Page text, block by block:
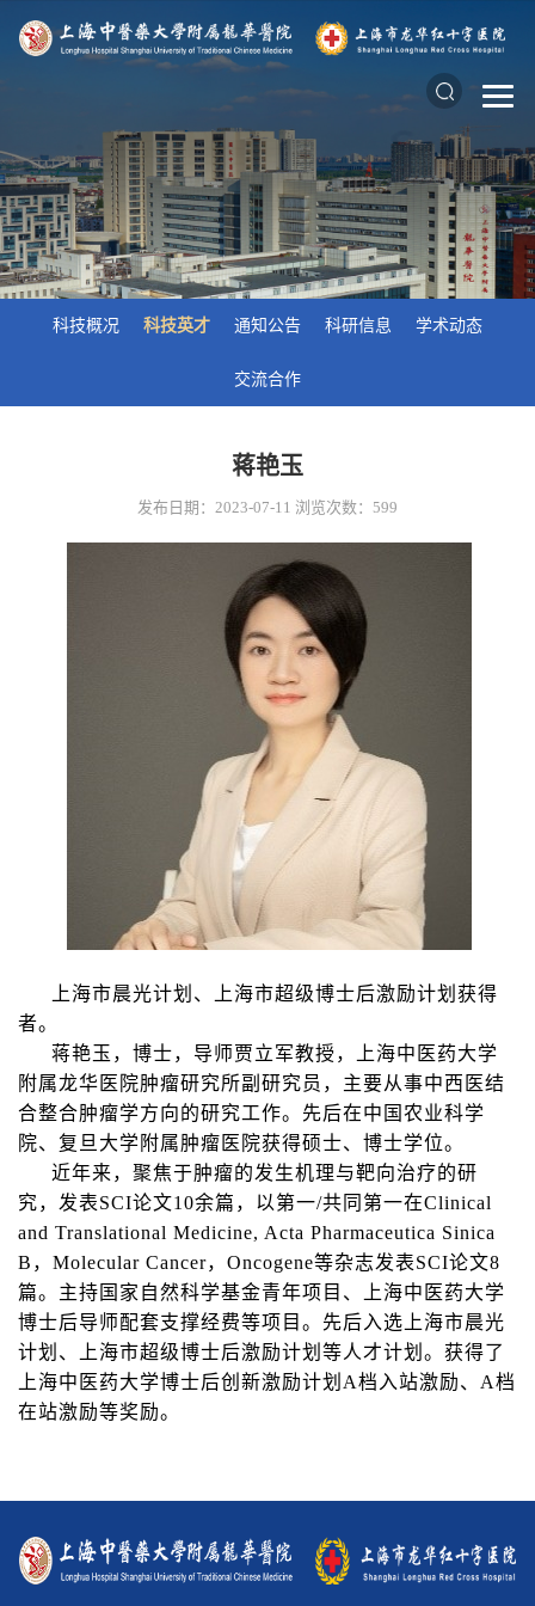
科技概况 科技英才 通知公告 科研信息 学术动态
交流合作
蒋艳玉
发布日期：2023-07-11 浏览次数： 599
上海市晨光计划、上海市超级博士后激励计划获得
者。
蒋艳玉，博士，导师贾立军教授，上海中医药大学
附属龙华医院肿瘤研究所副研究员，主要从事中西医结
合整合肿瘤学方向的研究工作。先后在中国农业科学
院、复旦大学附属肿瘤医院获得硕士、博士学位。
近年来，聚焦于肿瘤的发生机理与靶向治疗的研
究，发表SCI论文10余篇，以第一/共同第一在Clinical
and Translational Medicine, Acta Pharmaceutica Sinica
B ， Molecular Cancer， Oncogene等杂志发表SCI论文8
篇。主持国家自然科学基金青年项目、上海中医药大学
博士后导师配套支撑经费等项目。先后入选上海市晨光
计划、上海市超级博士后激励计划等人才计划。获得了
上海中医药大学博士后创新激励计划A档入站激励、A档
在站激励等奖励。